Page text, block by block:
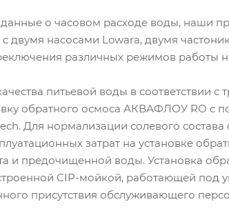
о часовом расходе воды, наши
двумя насосами Lowara, двумя
различных режимов работы
питьевой воды в соответствии
обратного осмоса АКВАФЛОУ RO с
Для нормализации солевого
затрат на установке
и предочищенной воды. Установка
CIP-мойкой, работающей под
присутствия обслуживающего